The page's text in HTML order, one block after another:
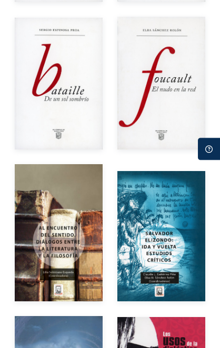
Año de edición
Autor
Año de edición
Impreso
Autor
Año de edición
Impreso $200.00
Autores
Año de edición
Impreso $150.00